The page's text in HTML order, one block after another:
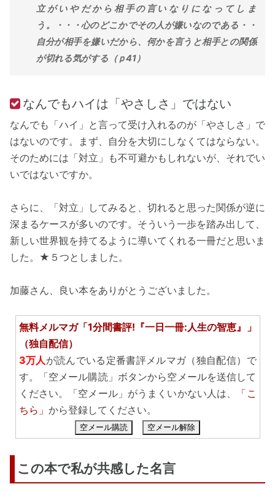
立がいやだから相手の言いなりになってしま
う。・・・心のどこかでその人が嫌いなのである・・
自分が相手を嫌いだから、何かを言うと相手との関係
が切れる気がする（ｐ41）
なんでもハイは「やさしさ」ではない
なんでも「ハイ」と言って受け入れるのが「やさしさ」で
はないのです。まず、自分を大切にしなくてはならない。
そのためには「対立」も不可避かもしれないが、それでい
いではないですか。
さらに、「対立」してみると、切れると思った関係が逆に
深まるケースが多いのです。そういう一歩を踏み出して、
新しい世界観を持てるように導いてくれる一冊だと思いま
した。★５つとしました。
加藤さん、良い本をありがとうございました。
無料メルマガ「1分間書評!『一日一冊:人生の智恵』」
（独自配信）
3万人が読んでいる定番書評メルマガ（独自配信）で
す。「空メール購読」ボタンから空メールを送信して
ください。「空メール」がうまくいかない人は、
「こ
ちら」 から登録してください。
空メール購読 空メール解除
この本で私が共感した名言